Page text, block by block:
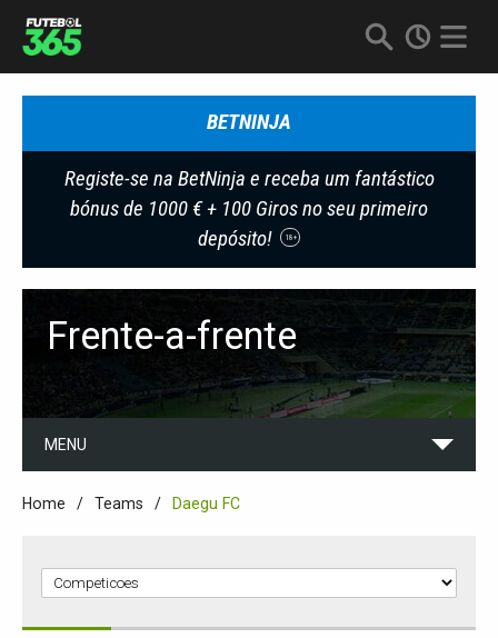
BETNINJA
Registe-se na BetNinja e receba um fantástico
bónus de 1000 € + 100 Giros no seu primeiro
depósito!
18+
Frente-a-frente
MENU
Home Teams Daegu FC